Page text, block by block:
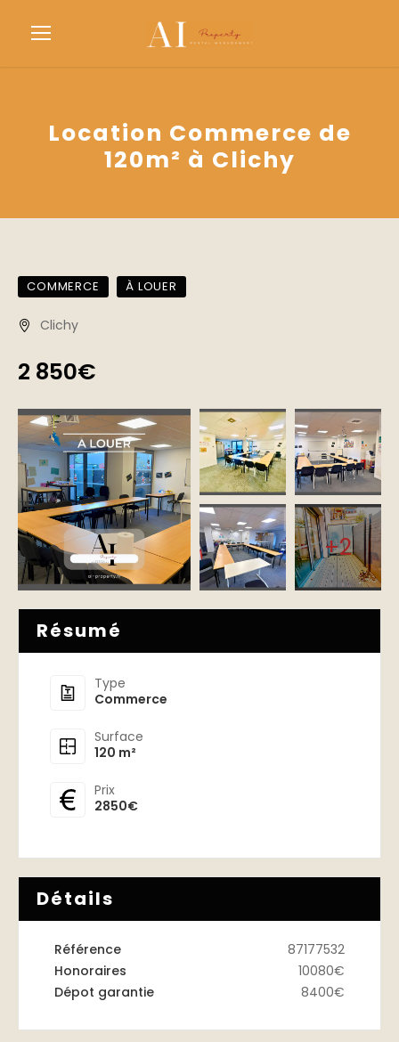
Location Commerce de
120m² à Clichy
COMMERCE À LOUER
Clichy
2 850€
+2
Résumé
Type
Commerce
Surface
120 m²
Prix
2850€
Détails
Référence
87177532
Honoraires
10080€
Dépot garantie
8400€